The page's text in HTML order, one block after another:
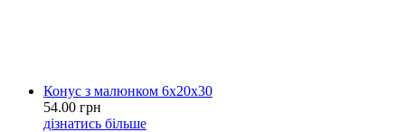
Конус з малюнком 6х20х30
54.00 грн
дізнатись більше